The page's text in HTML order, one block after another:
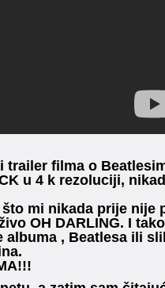
trailer filma o
u 4 k rezoluciji,
mi nikada prije nije
OH DARLING. I
, Beatlesa ili